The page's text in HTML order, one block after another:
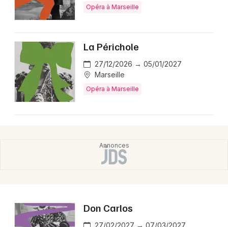
Actus dans les Bouches du Rhône
Magazine dans les Bouches du Rhône
13 - Bouches du Rhône
Choisir mes départements
Opéra à Marseille
La Périchole
27/12/2026 → 05/01/2027
Marseille
Opéra à Marseille
Don Carlos
27/02/2027 → 07/03/2027